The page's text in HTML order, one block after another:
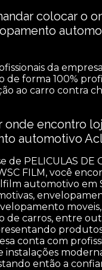
colocar o
da
forma 100%
ao carro contra
onde encontro
automotivo
de PELICULAS DE
FILM, você
automotivo em
moveis,
de carros, entre
conta com
instalações
então a